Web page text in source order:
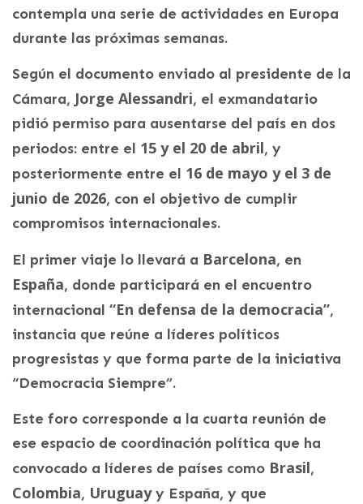
contempla una serie de actividades en Europa
durante las próximas semanas.
Según el documento enviado al presidente de la
Cámara, Jorge Alessandri, el exmandatario
pidió permiso para ausentarse del país en dos
periodos: entre el 15 y el 20 de abril, y
posteriormente entre el 16 de mayo y el 3 de
junio de 2026, con el objetivo de cumplir
compromisos internacionales.
El primer viaje lo llevará a Barcelona, en
España, donde participará en el encuentro
internacional “En defensa de la democracia”,
instancia que reúne a líderes políticos
progresistas y que forma parte de la iniciativa
“Democracia Siempre”.
Este foro corresponde a la cuarta reunión de
ese espacio de coordinación política que ha
convocado a líderes de países como Brasil,
Colombia, Uruguayy España, y que